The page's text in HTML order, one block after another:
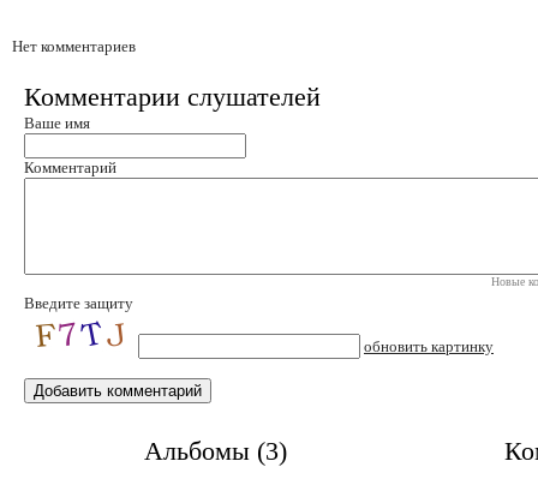
Нет комментариев
Комментарии слушателей
Ваше имя
Комментарий
Новые
Введите защиту
обновить картинку
Альбомы (3)